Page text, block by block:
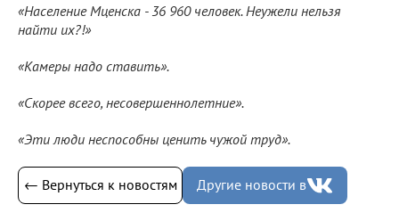
«Население Мценска - 36 960 человек. Неужели нельзя
найти их?!»
«Камеры надо ставить».
«Скорее всего, несовершеннолетние».
«Эти люди неспособны ценить чужой труд».
← Вернуться к новостям Другие новости в